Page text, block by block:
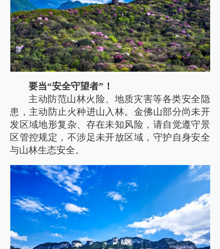
要当“安全守望者”！
主动防范山林火险、地质灾害等各类安全隐
患，主动防止火种进山入林。金佛山部分尚未开
发区域地形复杂、存在未知风险，请自觉遵守景
区管控规定，不涉足未开放区域，守护自身安全
与山林生态安全。